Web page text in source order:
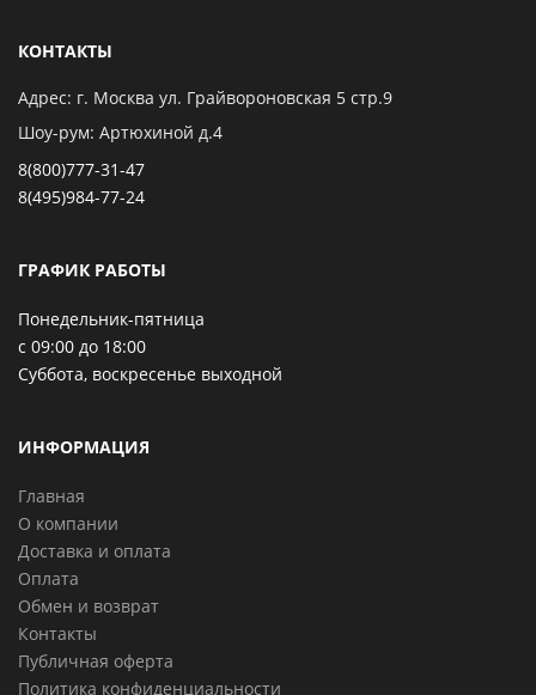
КОНТАКТЫ
Адрес: г. Москва ул. Грайвороновская 5 стр.9
Шоу-рум: Артюхиной д.4
8(800)777-31-47
8(495)984-77-24
ГРАФИК РАБОТЫ
Понедельник-пятница
с 09:00 до 18:00
Суббота, воскресенье выходной
ИНФОРМАЦИЯ
Главная
О компании
Доставка и оплата
Оплата
Обмен и возврат
Контакты
Публичная оферта
Политика конфиденциальности